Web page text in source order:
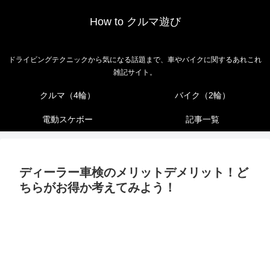
How to クルマ遊び
ドライビングテクニックから気になる話題まで、車やバイクに関するあれこれ
雑記サイト。
クルマ（4輪） バイク（2輪）
電動スケボー 記事一覧
ディーラー車検のメリットデメリット！ど
ちらがお得か考えてみよう！